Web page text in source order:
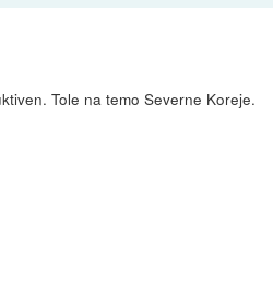
Tole na temo Severne Koreje.